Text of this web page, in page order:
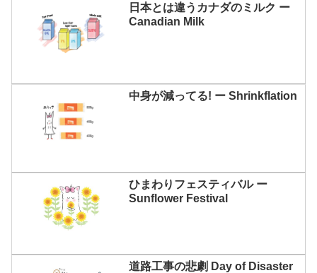
日本とは違うカナダのミルク ー
Canadian Milk
中身が減ってる! ー Shrinkflation
ひまわりフェスティバル ー
Sunflower Festival
道路工事の悲劇 Day of Disaster